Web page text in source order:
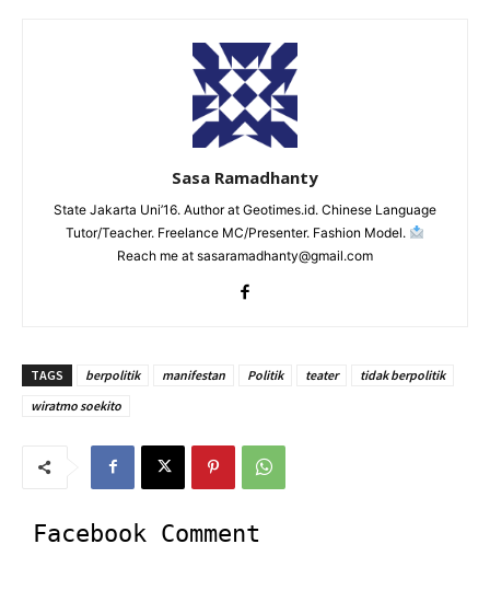
Sasa Ramadhanty
State Jakarta Uni’16. Author at Geotimes.id. Chinese Language
Tutor/Teacher. Freelance MC/Presenter. Fashion Model.
Reach me at sasaramadhanty@gmail.com
TAGS berpolitik manifestan Politik teater
tidak berpolitik
wiratmo soekito
Facebook Comment